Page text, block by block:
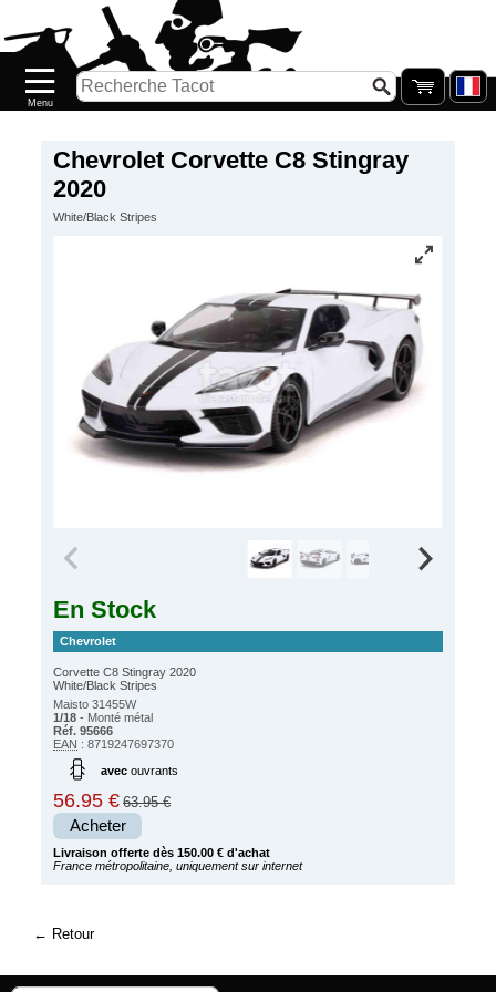
Chevrolet Corvette C8 Stingray
2020
White/Black Stripes
En Stock
Chevrolet
Corvette C8 Stingray 2020
White/Black Stripes
Maisto 31455W
1/18 - Monté métal
Réf. 95666
EAN : 8719247697370
avecouvrants
56.95 € 63.95 €
Acheter
Livraison offerte dès 150.00 € d'achat
France métropolitaine, uniquement sur internet
Retour
Nouveautés
Catalogue/Stock
PETITS